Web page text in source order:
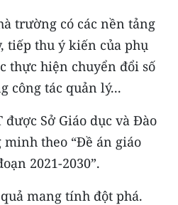
trường có các nền tảng
tiếp thu ý kiến của phụ
thực hiện chuyển đổi số
công tác quản lý...
Sở Giáo dục và Ðào
theo “Ðề án giáo
2021-2030”.
mang tính đột phá.